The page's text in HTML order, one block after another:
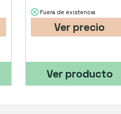
Fuera de existencia
Ver precio
Ver producto